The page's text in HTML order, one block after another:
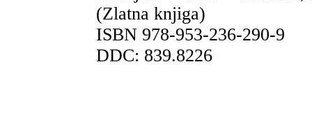
(Zlatna knjiga)
ISBN 978-953-236-290-9
DDC: 839.8226